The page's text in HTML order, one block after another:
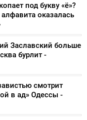
под букву «ё»?
оказалась
Заславский больше
бурлит -
смотрит
в ад» Одессы -